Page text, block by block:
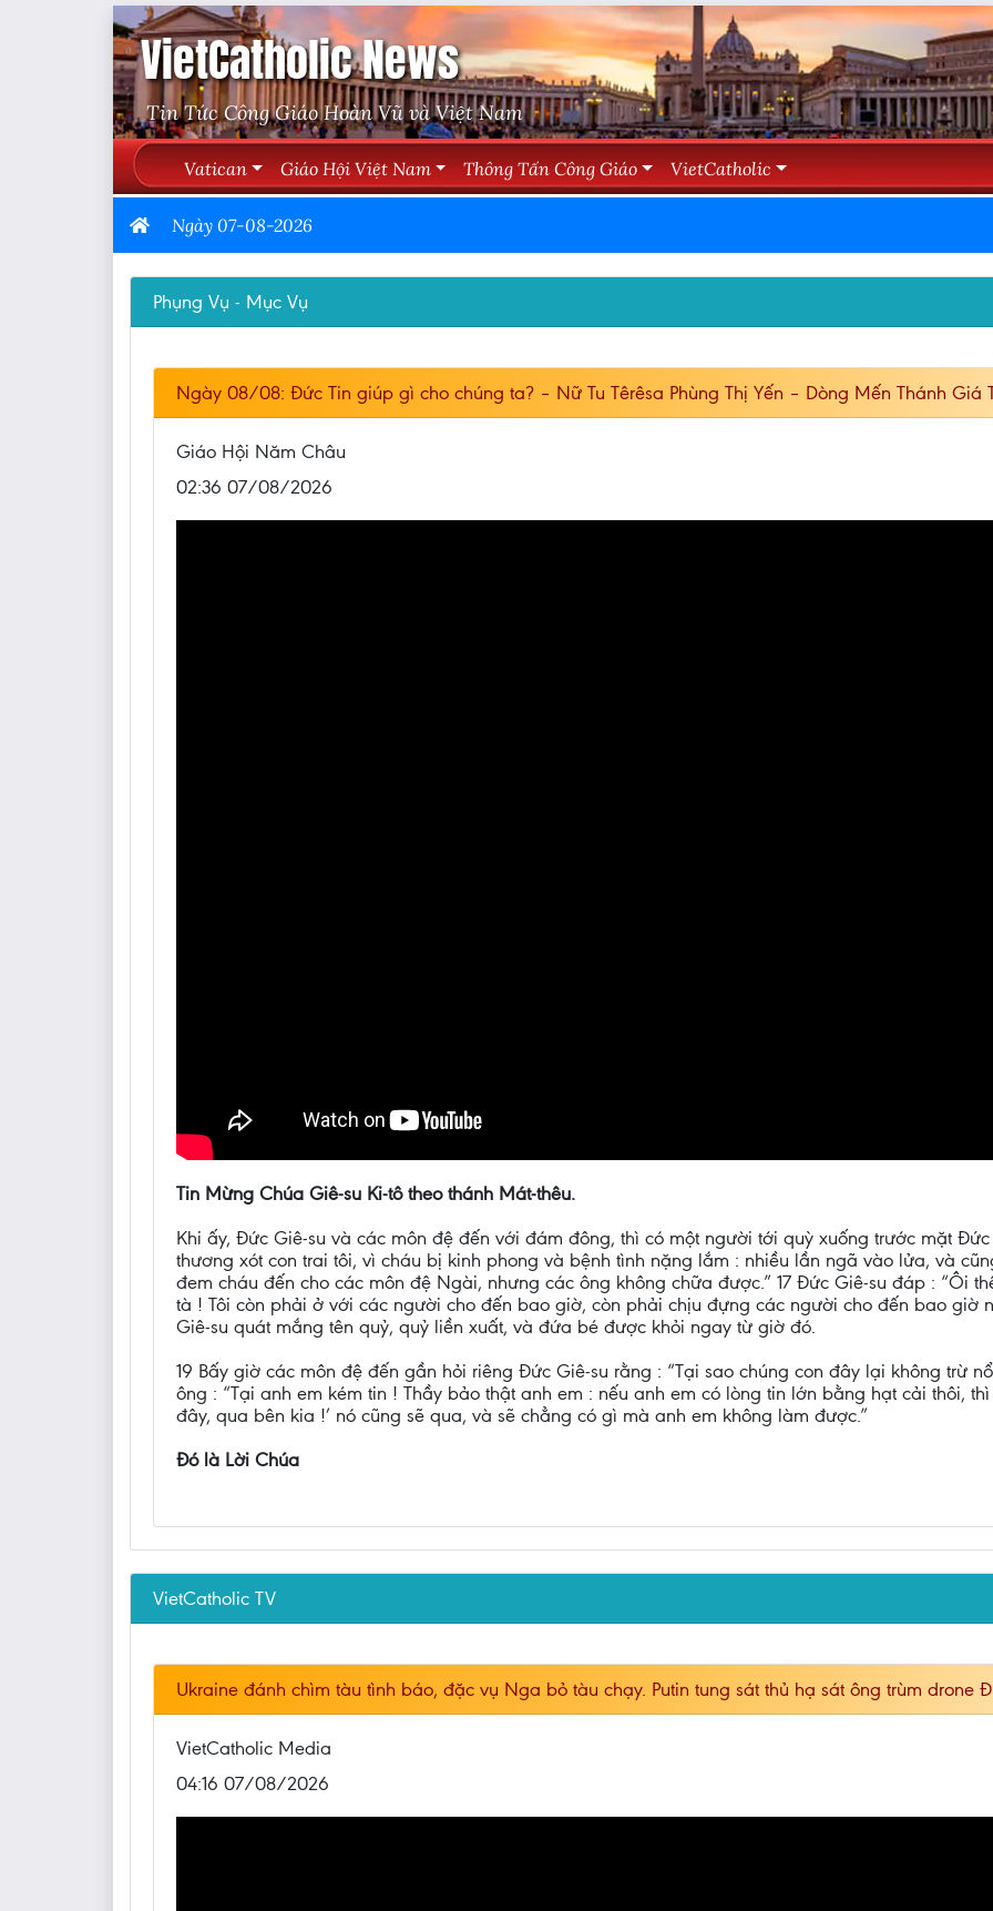
VietCatholic News
Tin Tức Công Giáo Hoàn Vũ và Việt Nam
Vatican Giáo Hội Việt Nam Thông Tấn Công Giáo VietCatholic
Ngày 07-08-2026
Phụng Vụ - Mục Vụ
Ngày 08/08: Đức Tin giúp gì cho chúng ta? – Nữ Tu Têrêsa Phùng Thị Yến – Dòng Mến Thánh Giá
Giáo Hội Năm Châu
02:36 07/08/2026
Tin Mừng Chúa Giê-su Ki-tô theo thánh Mát-thêu.
Khi ấy, Đức Giê-su và các môn đệ đến với đám đông, thì có một người tới quỳ xuống trước mặt Đức
thương xót con trai tôi, vì cháu bị kinh phong và bệnh tình nặng lắm : nhiều lần ngã vào lửa, và
đem cháu đến cho các môn đệ Ngài, nhưng các ông không chữa được.” 17 Đức Giê-su đáp : “Ôi
tà ! Tôi còn phải ở với các người cho đến bao giờ, còn phải chịu đựng các người cho đến bao giờ
Giê-su quát mắng tên quỷ, quỷ liền xuất, và đứa bé được khỏi ngay từ giờ đó.
19 Bấy giờ các môn đệ đến gần hỏi riêng Đức Giê-su rằng : “Tại sao chúng con đây lại không trừ
ông : “Tại anh em kém tin ! Thầy bảo thật anh em : nếu anh em có lòng tin lớn bằng hạt cải thôi,
đây, qua bên kia !’ nó cũng sẽ qua, và sẽ chẳng có gì mà anh em không làm được.”
Đó là Lời Chúa
VietCatholic TV
Ukraine đánh chìm tàu tình báo, đặc vụ Nga bỏ tàu chạy. Putin tung sát thủ hạ sát ông trùm drone
VietCatholic Media
04:16 07/08/2026